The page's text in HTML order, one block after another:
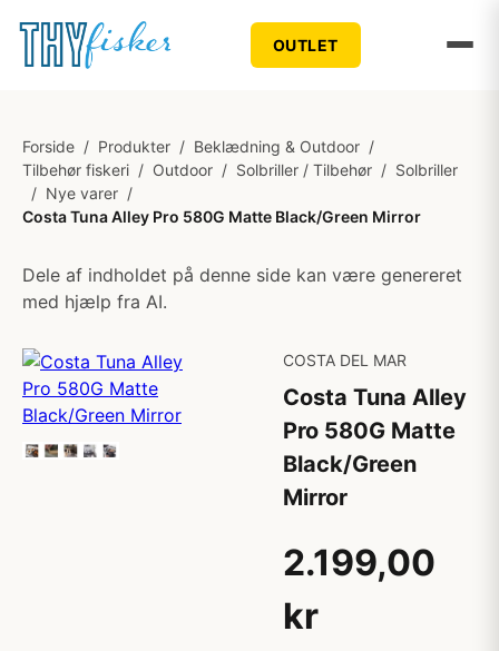
OUTLET
Forside / Produkter / Beklædning & Outdoor /
Tilbehør fiskeri / Outdoor / Solbriller / Tilbehør / Solbriller
/ Nye varer /
Costa Tuna Alley Pro 580G Matte Black/Green Mirror
Dele af indholdet på denne side kan være genereret
med hjælp fra AI.
COSTA DEL MAR
Costa Tuna Alley
Pro 580G Matte
Black/Green
Mirror
2.199,00
kr